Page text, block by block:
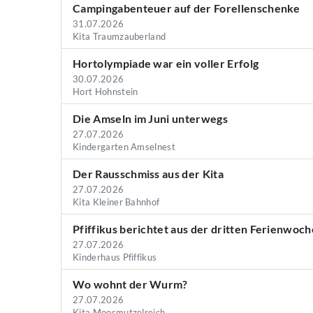
Campingabenteuer auf der Forellenschenke
31.07.2026
Kita Traumzauberland
Hortolympiade war ein voller Erfolg
30.07.2026
Hort Hohnstein
Die Amseln im Juni unterwegs
27.07.2026
Kindergarten Amselnest
Der Rausschmiss aus der Kita
27.07.2026
Kita Kleiner Bahnhof
Pfiffikus berichtet aus der dritten
27.07.2026
Kinderhaus Pfiffikus
Wo wohnt der Wurm?
27.07.2026